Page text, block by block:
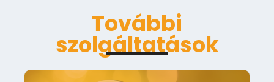
További
szolgáltatások